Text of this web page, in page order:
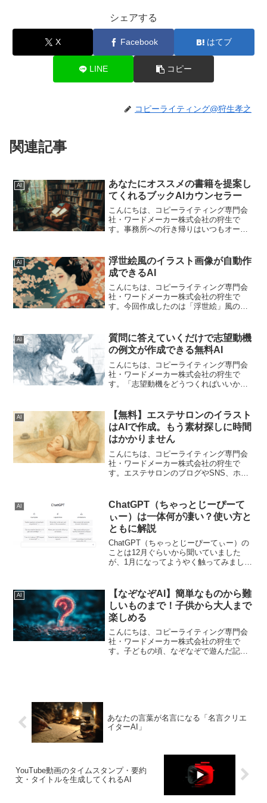
シェアする
X Facebook はてブ
LINE コピー
コピーライティング@狩生孝之
関連記事
AI
あなたにオススメの書籍を提案し
てくれるブックAIカウンセラー
こんにちは、コピーライティング専門会
社・ワードメーカー株式会社の狩生で
す。事務所への行き帰りはいつもオーデ
紹介してくれるAIがあったらいいな」と
ふと思い付いて作ってみま...
AI
浮世絵風のイラスト画像が自動作
成できるAI
こんにちは、コピーライティング専門会
社・ワードメーカー株式会社の狩生で
す。今回作成したのは「浮世絵」風のイ
です。浮世絵とはちょっと違って、イラ
ストっぽい感じのものが生...
AI
質問に答えていくだけで志望動機
の例文が作成できる無料AI
こんにちは、コピーライティング専門会
社・ワードメーカー株式会社の狩生で
す。「志望動機をどうつくればいいかわ
スメです。AIであれば、かんたんに志望
動機を明確にすることが...
AI
【無料】エステサロンのイラスト
はAIで作成。もう素材探しに時間
はかかりません
こんにちは、コピーライティング専門会
社・ワードメーカー株式会社の狩生で
す。エステサロンのブログやSNS、ホー
う」「探しているイメージのイラストが
見つからない」と感じてい...
AI
ChatGPT（ちゃっとじーぴーて
ぃー）は一体何が凄い？使い方と
ともに解説
ChatGPT（ちゃっとじーぴーてぃー）の
ことは12月ぐらいから聞いていました
が、1月になってようやく触ってみまし
ので衝撃を受けました・・・一言でいう
と、【テキスト対話...
AI
【なぞなぞAI】簡単なものから難
しいものまで！子供から大人まで
楽しめる
こんにちは、コピーライティング専門会
社・ワードメーカー株式会社の狩生で
す。子どもの頃、なぞなぞで遊んだ記憶
あなたの言葉が名言になる「名言クリエ
イターAI」
YouTube動画のタイムスタンプ・要約
文・タイトルを生成してくれるAI